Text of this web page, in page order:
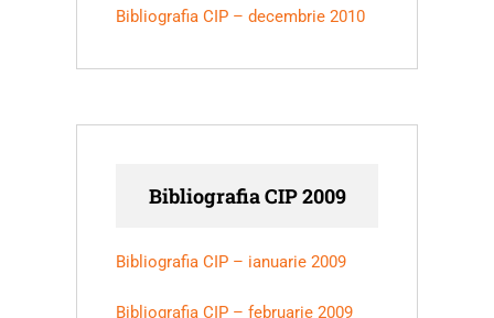
Bibliografia CIP – decembrie 2010
Bibliografia CIP 2009
Bibliografia CIP – ianuarie 2009
Bibliografia CIP – februarie 2009